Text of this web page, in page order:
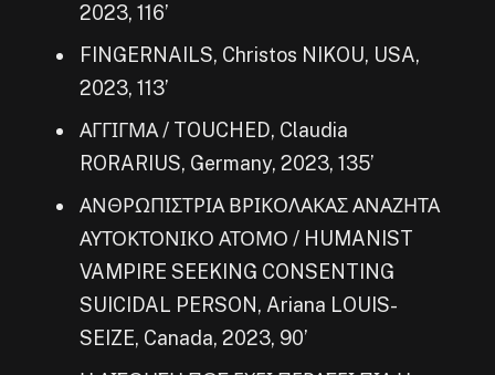
2023, 116’
FINGERNAILS, Christos NIKOU, USA,
2023, 113’
ΑΓΓΙΓΜΑ / TOUCHED, Claudia
RORARIUS, Germany, 2023, 135’
ΑΝΘΡΩΠΙΣΤΡΙΑ ΒΡΙΚΟΛΑΚΑΣ ΑΝΑΖΗΤΑ
ΑΥΤΟΚΤΟΝΙΚΟ ΑΤΟΜΟ / HUMANIST
VAMPIRE SEEKING CONSENTING
SUICIDAL PERSON, Ariana LOUIS-
SEIZE, Canada, 2023, 90’